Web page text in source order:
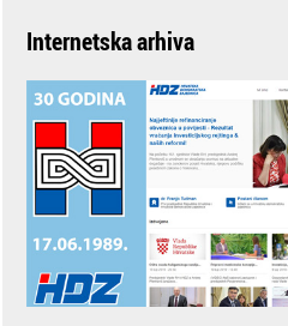
Internetska arhiva